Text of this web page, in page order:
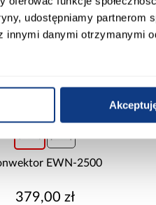
udostępniamy partnerom
innymi danymi otrzymanymi
EWN-2500
379,00 zł